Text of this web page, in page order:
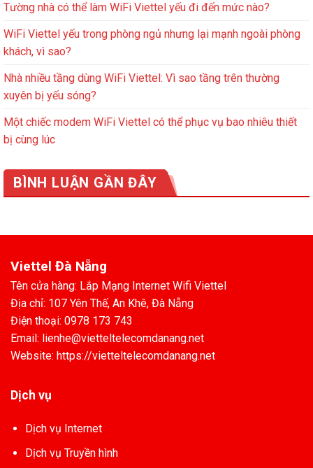
Tường nhà có thể làm WiFi Viettel yếu đi đến mức nào?
WiFi Viettel yếu trong phòng ngủ nhưng lại mạnh ngoài phòng
khách, vì sao?
Nhà nhiều tầng dùng WiFi Viettel: Vì sao tầng trên thường
xuyên bị yếu sóng?
Một chiếc modem WiFi Viettel có thể phục vụ bao nhiêu thiết
bị cùng lúc
BÌNH LUẬN GẦN ĐÂY
Viettel Đà Nẵng
Tên cửa hàng: Lắp Mạng Internet Wifi Viettel
Địa chỉ: 107 Yên Thế, An Khê, Đà Nẵng
Điện thoại: 0978 173 743
Email: lienhe@vietteltelecomdanang.net
Website: https://vietteltelecomdanang.net
Dịch vụ
Dịch vụ Internet
Dịch vụ Truyền hình